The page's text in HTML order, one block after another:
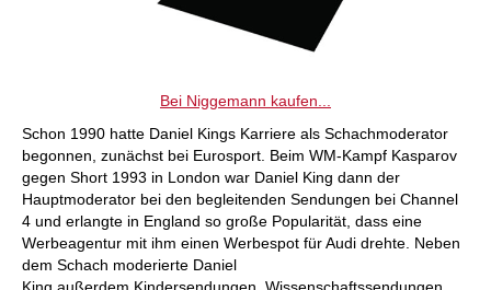
Bei Niggemann kaufen...
Schon 1990 hatte Daniel Kings Karriere als Schachmoderator
begonnen, zunächst bei Eurosport. Beim WM-Kampf Kasparov
gegen Short 1993 in London war Daniel King dann der
Hauptmoderator bei den begleitenden Sendungen bei Channel
4 und erlangte in England so große Popularität, dass eine
Werbeagentur mit ihm einen Werbespot für Audi drehte. Neben
dem Schach moderierte Daniel
King außerdem Kindersendungen, Wissenschaftssendungen